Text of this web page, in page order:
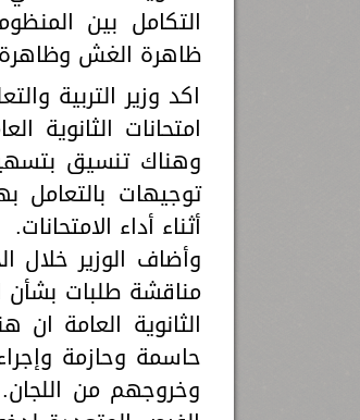
التكامل بين
ظاهرة الغش
اكد وزير التربية
امتحانات
وهناك تنسيق
توجيهات بالتعامل
أثناء أداء الامتحانات.
وأضاف الوزير خلال
مناقشة طلبات بشأن
الثانوية العامة
حاسمة وحازمة
وخروجهم من